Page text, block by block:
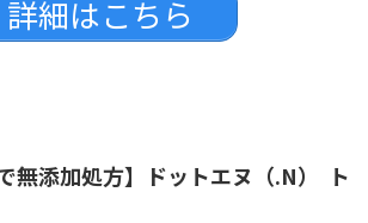
詳細はこちら
無添加処方】ドットエヌ（.N） ト